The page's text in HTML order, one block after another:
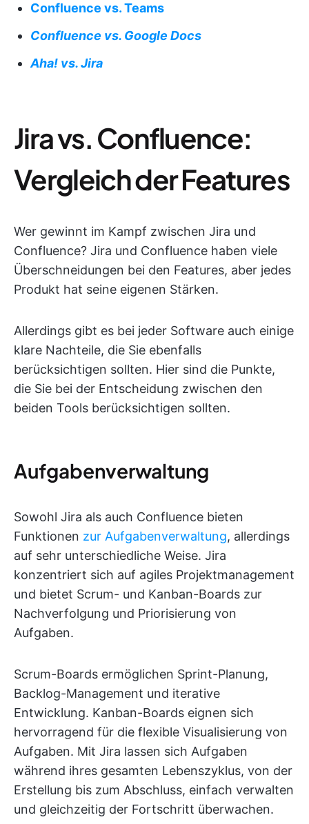
Confluence vs. Teams
Confluence vs. Google Docs
Aha! vs. Jira
Jira vs. Confluence:
Vergleich der Features
Wer gewinnt im Kampf zwischen Jira und
Confluence? Jira und Confluence haben viele
Überschneidungen bei den Features, aber jedes
Produkt hat seine eigenen Stärken.
Allerdings gibt es bei jeder Software auch einige
klare Nachteile, die Sie ebenfalls
berücksichtigen sollten. Hier sind die Punkte,
die Sie bei der Entscheidung zwischen den
beiden Tools berücksichtigen sollten.
Aufgabenverwaltung
Sowohl Jira als auch Confluence bieten
Funktionen zur Aufgabenverwaltung, allerdings
auf sehr unterschiedliche Weise. Jira
konzentriert sich auf agiles Projektmanagement
und bietet Scrum- und Kanban-Boards zur
Nachverfolgung und Priorisierung von
Aufgaben.
Scrum-Boards ermöglichen Sprint-Planung,
Backlog-Management und iterative
Entwicklung. Kanban-Boards eignen sich
hervorragend für die flexible Visualisierung von
Aufgaben. Mit Jira lassen sich Aufgaben
während ihres gesamten Lebenszyklus, von der
Erstellung bis zum Abschluss, einfach verwalten
und gleichzeitig der Fortschritt überwachen.